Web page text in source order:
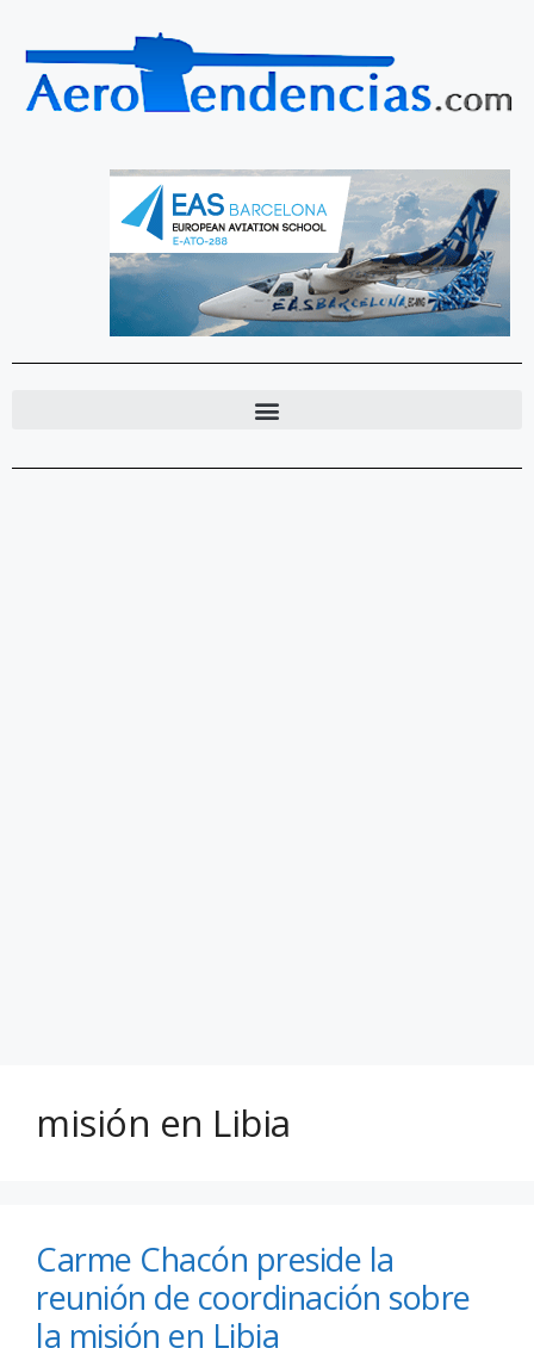
misión en Libia
Carme Chacón preside la
reunión de coordinación sobre
la misión en Libia